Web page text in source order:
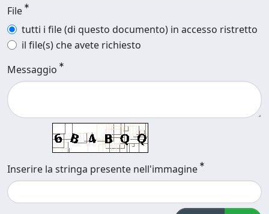
File
tutti i file (di questo documento) in accesso ristretto
il file(s) che avete richiesto
Messaggio
Inserire la stringa presente nell'immagine